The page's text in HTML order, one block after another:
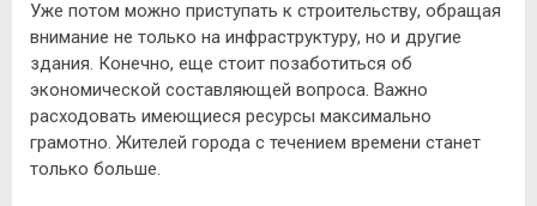
Уже потом можно приступать к строительству, обращая
внимание не только на инфраструктуру, но и другие
здания. Конечно, еще стоит позаботиться об
экономической составляющей вопроса. Важно
расходовать имеющиеся ресурсы максимально
грамотно. Жителей города с течением времени станет
только больше.